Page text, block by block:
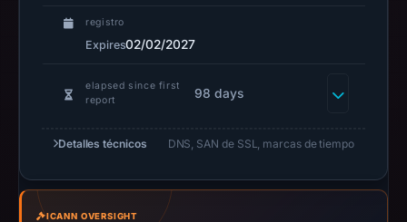
Context:
Dynadot
IP
104.21.16.191,
apparent
registro
Expires02/02/2027
elapsed since first
report
98 days
Detalles técnicos DNS, SAN de SSL, marcas de tiempo
ICANN OVERSIGHT